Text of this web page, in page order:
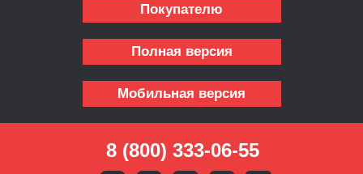
Покупателю
Полная версия
Мобильная версия
8 (800) 333-06-55